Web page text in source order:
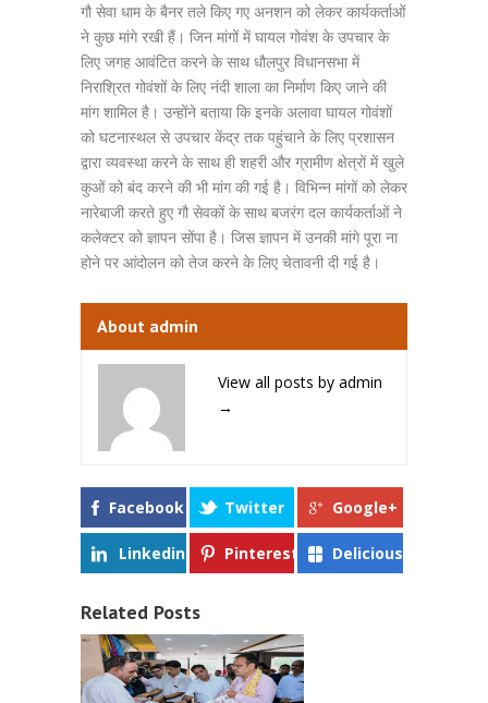
गौ सेवा धाम के बैनर तले किए गए अनशन को लेकर कार्यकर्ताओं
ने कुछ मांगे रखी हैं। जिन मांगों में घायल गोवंश के उपचार के
लिए जगह आवंटित करने के साथ धौलपुर विधानसभा में
निराश्रित गोवंशों के लिए नंदी शाला का निर्माण किए जाने की
मांग शामिल है। उन्होंने बताया कि इनके अलावा घायल गोवंशों
को घटनास्थल से उपचार केंद्र तक पहुंचाने के लिए प्रशासन
द्वारा व्यवस्था करने के साथ ही शहरी और ग्रामीण क्षेत्रों में खुले
कुओं को बंद करने की भी मांग की गई है। विभिन्न मांगों को लेकर
नारेबाजी करते हुए गौ सेवकों के साथ बजरंग दल कार्यकर्ताओं ने
कलेक्टर को ज्ञापन सोंपा है। जिस ज्ञापन में उनकी मांगे पूरा ना
होने पर आंदोलन को तेज करने के लिए चेतावनी दी गई है।
About admin
View all posts by admin
→
Facebook Twitter Google+
Linkedin Pinterest Delicious
Related Posts